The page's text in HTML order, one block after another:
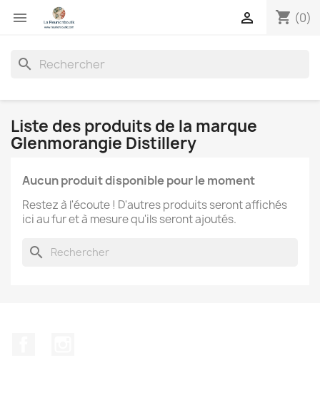
 shopping_cart (0)

search
Liste des produits de la marque
Glenmorangie Distillery
Aucun produit disponible pour le moment
Restez à l'écoute ! D'autres produits seront affichés
ici au fur et à mesure qu'ils seront ajoutés.
search